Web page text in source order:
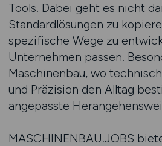
Tools. Dabei geht es nicht
Standardlösungen zu
spezifische Wege zu
Unternehmen passen.
Maschinenbau, wo
und Präzision den Alltag
angepasste
MASCHINENBAU.JOBS